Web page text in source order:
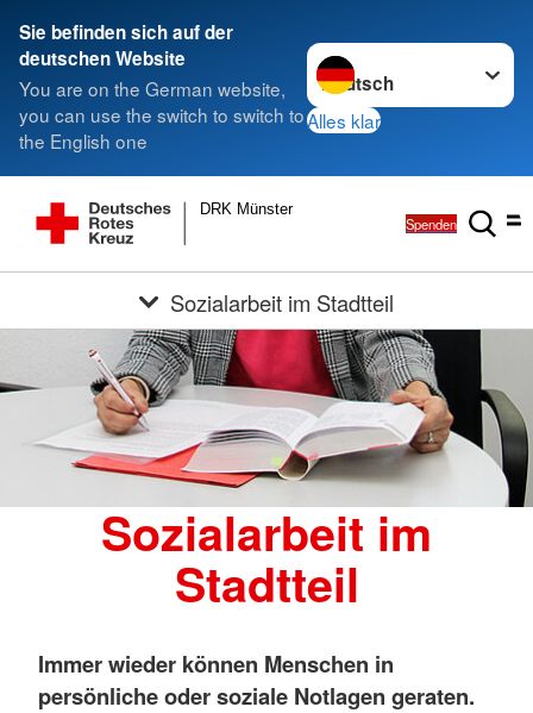
Sie befinden sich auf der
deutschen Website
You are on the German website,
you can use the switch to switch to
the English one
Sprache wechseln zu
Alles klar
DRK Münster
Spenden
Sozialarbeit im Stadtteil
Sozialarbeit im
Stadtteil
Immer wieder können Menschen in
persönliche oder soziale Notlagen geraten.